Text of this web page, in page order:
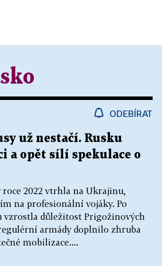
ODEBÍRAT
už nestačí. Rusku
a opět sílí spekulace o
roce 2022 vtrhla na Ukrajinu,
na profesionální vojáky. Po
vzrostla důležitost Prigožinových
armády doplnilo zhruba
mobilizace....